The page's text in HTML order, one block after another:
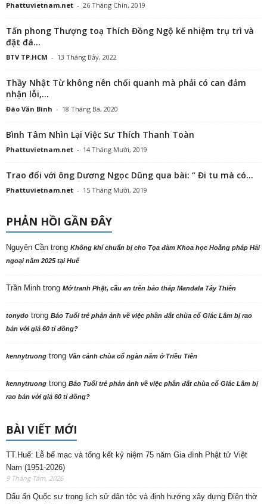
Phattuvietnam.net - 26 Tháng Chín, 2019
Tấn phong Thượng toạ Thích Đồng Ngộ kế nhiệm trụ trì và
đặt đá...
BTV TP.HCM - 13 Tháng Bảy, 2022
Thầy Nhật Từ không nên chối quanh mà phải có can đảm
nhận lỗi,...
Đào Văn Bình - 18 Tháng Ba, 2020
Bình Tâm Nhìn Lại Việc Sư Thích Thanh Toàn
Phattuvietnam.net - 14 Tháng Mười, 2019
Trao đổi với ông Dương Ngọc Dũng qua bài: “ Đi tu mà có...
Phattuvietnam.net - 15 Tháng Mười, 2019
PHẢN HỒI GẦN ĐÂY
Nguyên Cần trong Không khí chuẩn bị cho Tọa đàm Khoa học Hoằng pháp Hải
ngoại năm 2025 tại Huế
Trần Minh trong Mở tranh Phật, cầu an trên bảo tháp Mandala Tây Thiên
tonydo trong Báo Tuổi trẻ phản ảnh về việc phần đất chùa cổ Giác Lâm bị rao
bán với giá 60 tỉ đồng?
kennytruong trong Vãn cảnh chùa cổ ngàn năm ở Triều Tiên
kennytruong trong Báo Tuổi trẻ phản ảnh về việc phần đất chùa cổ Giác Lâm bị
rao bán với giá 60 tỉ đồng?
BÀI VIẾT MỚI
TT.Huế: Lễ bế mạc và tổng kết kỷ niệm 75 năm Gia đình Phật tử Việt
Nam (1951-2026)
9 Tháng Tám, 2026
Dấu ấn Quốc sư trong lịch sử dân tộc và định hướng xây dựng Điện thờ